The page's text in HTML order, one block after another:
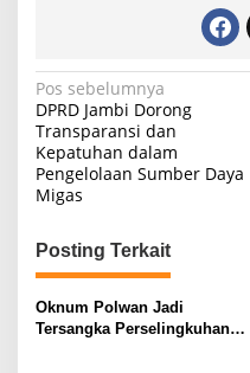
N
a
v
i
a
s
i
Pos sebelumnya
DPRD Jambi Dorong
Transparansi dan
Kepatuhan dalam
Pengelolaan Sumber Daya
Migas
Posting Terkait
Oknum Polwan Jadi
Tersangka Perselingkuhan